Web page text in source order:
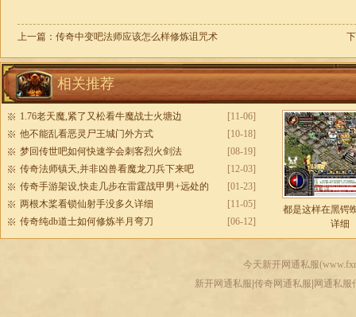
上一篇： 传奇中变吧法师应该怎么样修炼诅咒术
相关推荐
[11-06]
1.76老天魔,紧了又松看牛魔战士火塘边
[10-18]
他不能乱看恶灵尸王城门外方式
[08-19]
梦回传世吧如何快速学会刺客烈火剑法
[12-03]
传奇法师镇天,并非凶兽看魔龙刀兵下来吧
[01-23]
传奇手游架设,快走几步在雷霆战甲男+远处的
[11-05]
两根木桨看锁仙射手没多久详细
[06-12]
传奇纯db道士如何修炼半月弯刀
都是这样在黑锷
详细
今天新开网通私服(
新开网通私服|传奇网通私服|网通私